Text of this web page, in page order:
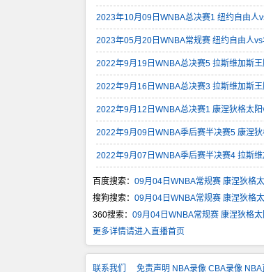
2023年10月09日WNBA总决赛1 纽约自由人
2023年05月20日WNBA常规赛 纽约自由人
2022年9月19日WNBA总决赛5 拉斯维加斯
2022年9月16日WNBA总决赛3 拉斯维加斯
2022年9月12日WNBA总决赛1 康涅狄格太
2022年9月09日WNBA季后赛半决赛5 康涅
2022年9月07日WNBA季后赛半决赛4 拉斯
百度搜索： 09月04日WNBA常规赛 康涅狄格
搜狗搜索： 09月04日WNBA常规赛 康涅狄格
360搜索： 09月04日WNBA常规赛 康涅狄格
更多详情请进入直播首页
联系我们 免责声明 NBA录像 CBA录像